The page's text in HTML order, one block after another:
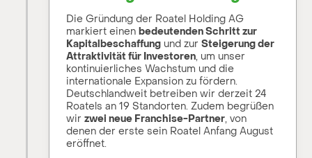
Die Gründung der Roatel Holding AG
markiert einenbedeutenden Schritt zur
Kapitalbeschaffung und zurSteigerung der
Attraktivität für Investoren, um unser
kontinuierliches Wachstum und die
internationale Expansion zu fördern.
Deutschlandweit betreiben wir derzeit 24
Roatels an 19 Standorten. Zudem begrüßen
wirzwei neue Franchise-Partner, von
denen der erste sein Roatel Anfang August
eröffnet.